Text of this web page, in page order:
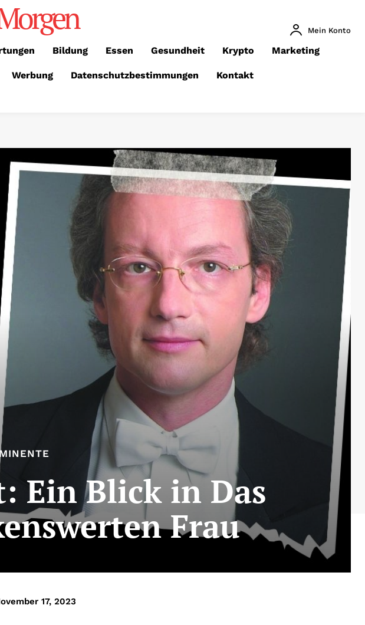
Mein Konto
Bildung Essen Gesundheit Krypto Marketing
Werbung Datenschutzbestimmungen Kontakt
Ein Blick in Das
Frau
17, 2023